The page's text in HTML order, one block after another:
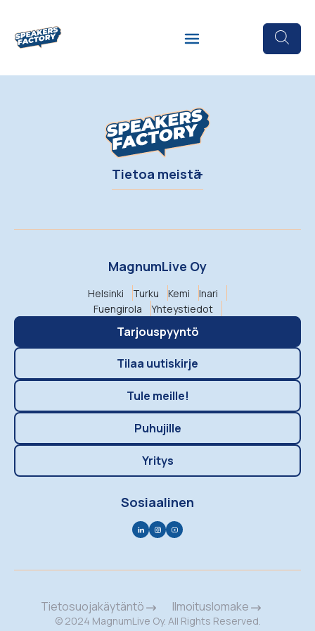
Tietoa meistä
MagnumLive Oy
Helsinki Turku Kemi
Inari
Fuengirola
Yhteystiedot
Tarjouspyyntö
Tilaa uutiskirje
Tule meille!
Puhujille
Yritys
Sosiaalinen
Tietosuojakäytäntö Ilmoituslomake
© 2024 MagnumLive Oy. All Rights Reserved.